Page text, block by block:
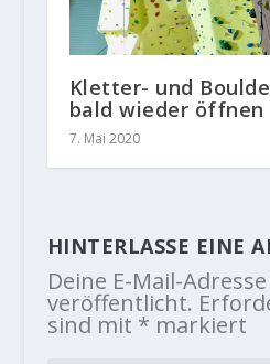
Kletter- und
bald wieder öffnen
7. Mai 2020
HINTERLASSE EINE
Deine E-Mail-
veröffentlicht.
sind mit * markiert